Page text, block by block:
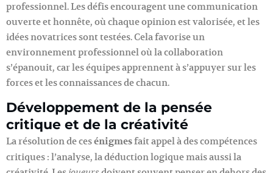
professionnel. Les défis encouragent une communication
ouverte et honnête, où chaque opinion est valorisée, et les
idées novatrices sont testées. Cela favorise un
environnement professionnel où la collaboration
s’épanouit, car les équipes apprennent à s’appuyer sur les
forces et les connaissances de chacun.
Développement de la pensée
critique et de la créativité
La résolution de cesénigmesfait appel à des compétences
critiques : l’analyse, la déduction logique mais aussi la